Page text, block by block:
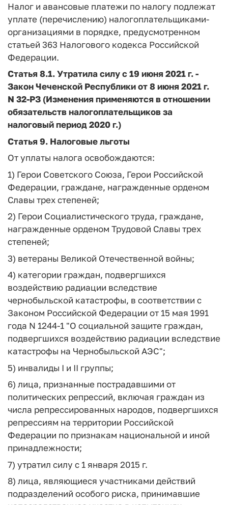
Налог и авансовые платежи по налогу подлежат
уплате (перечислению) налогоплательщиками-
организациями в порядке, предусмотренном
статьей 363 Налогового кодекса Российской
Федерации.
Статья 8.1. Утратила силу с 19 июня 2021 г. -
Закон Чеченской Республики от 8 июня 2021 г.
N 32-РЗ (Изменения применяются в отношении
обязательств налогоплательщиков за
налоговый период 2020 г.)
Статья 9. Налоговые льготы
От уплаты налога освобождаются:
1) Герои Советского Союза, Герои Российской
Федерации, граждане, награжденные орденом
Славы трех степеней;
2) Герои Социалистического труда, граждане,
награжденные орденом Трудовой Славы трех
степеней;
3) ветераны Великой Отечественной войны;
4) категории граждан, подвергшихся
воздействию радиации вследствие
чернобыльской катастрофы, в соответствии с
Законом Российской Федерации от 15 мая 1991
года N 1244-1 "О социальной защите граждан,
подвергшихся воздействию радиации вследствие
катастрофы на Чернобыльской АЭС";
5) инвалиды I и II группы;
6) лица, признанные пострадавшими от
политических репрессий, включая граждан из
числа репрессированных народов, подвергшихся
репрессиям на территории Российской
Федерации по признакам национальной и иной
принадлежности;
7) утратил силу с 1 января 2015 г.
8) лица, являющиеся участниками действий
подразделений особого риска, принимавшие